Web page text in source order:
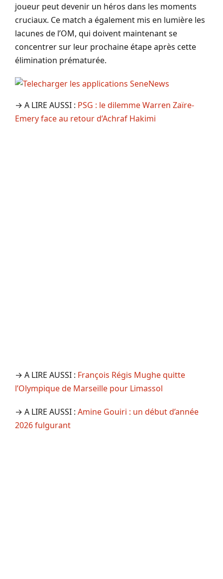
joueur peut devenir un héros dans les moments
cruciaux. Ce match a également mis en lumière les
lacunes de l’OM, qui doivent maintenant se
concentrer sur leur prochaine étape après cette
élimination prématurée.
→ A LIRE AUSSI : PSG : le dilemme Warren Zaïre-
Emery face au retour d’Achraf Hakimi
→ A LIRE AUSSI : François Régis Mughe quitte
l’Olympique de Marseille pour Limassol
→ A LIRE AUSSI : Amine Gouiri : un début d’année
2026 fulgurant